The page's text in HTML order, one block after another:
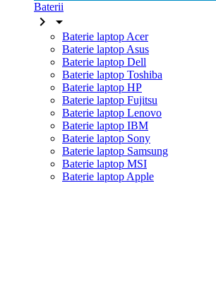
Baterii
 
Baterie laptop Acer
Baterie laptop Asus
Baterie laptop Dell
Baterie laptop Toshiba
Baterie laptop HP
Baterie laptop Fujitsu
Baterie laptop Lenovo
Baterie laptop IBM
Baterie laptop Sony
Baterie laptop Samsung
Baterie laptop MSI
Baterie laptop Apple